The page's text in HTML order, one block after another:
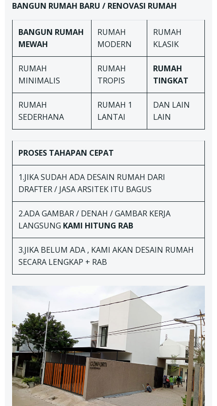
BANGUN RUMAH BARU / RENOVASI RUMAH
BANGUN RUMAH
MEWAH
RUMAH
MODERN
RUMAH
KLASIK
RUMAH
MINIMALIS
RUMAH
TROPIS
RUMAH
TINGKAT
RUMAH
SEDERHANA
RUMAH 1
LANTAI
DAN LAIN
LAIN
PROSES TAHAPAN CEPAT
1.JIKA SUDAH ADA DESAIN RUMAH DARI
DRAFTER / JASA ARSITEK ITU BAGUS
2.ADA GAMBAR / DENAH / GAMBAR KERJA
LANGSUNG KAMI HITUNG RAB
3.JIKA BELUM ADA , KAMI AKAN DESAIN RUMAH
SECARA LENGKAP + RAB